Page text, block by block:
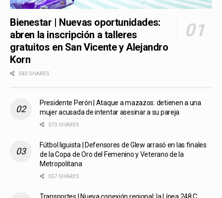
Bienestar | Nuevas oportunidades:
abren la inscripción a talleres
gratuitos en San Vicente y Alejandro
Korn
583 SHARES
Presidente Perón | Ataque a mazazos: detienen a una
mujer acusada de intentar asesinar a su pareja
573 SHARES
Fútbol liguista | Defensores de Glew arrasó en las finales
de la Copa de Oro del Femenino y Veterano de la
Metropolitana
557 SHARES
Transportes | Nueva conexión regional: la Línea 248 C